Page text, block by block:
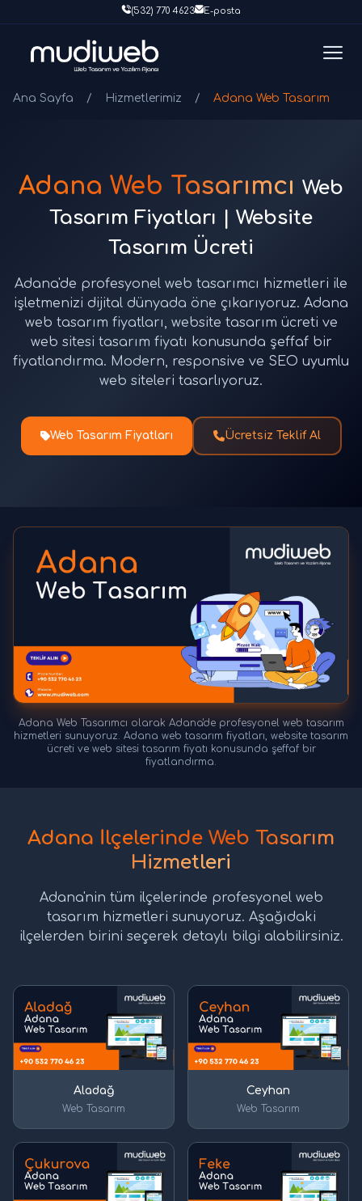
(532) 770 4623 E-posta
Ana Sayfa / Hizmetlerimiz / Adana Web Tasarım
Adana Web Tasarımcı Web
Tasarım Fiyatları | Website
Tasarım Ücreti
Adana'de profesyonel web tasarımcı hizmetleri ile
işletmenizi dijital dünyada öne çıkarıyoruz. Adana
web tasarım fiyatları, website tasarım ücreti ve
web sitesi tasarım fiyatı konusunda şeffaf bir
fiyatlandırma. Modern, responsive ve SEO uyumlu
web siteleri tasarlıyoruz.
Web Tasarım Fiyatları Ücretsiz Teklif Al
Adana Web Tasarımcı olarak Adana'de profesyonel web tasarım
hizmetleri sunuyoruz. Adana web tasarım fiyatları, website tasarım
ücreti ve web sitesi tasarım fiyatı konusunda şeffaf bir
fiyatlandırma.
Adana İlçelerinde Web Tasarım
Hizmetleri
Adana'nin tüm ilçelerinde profesyonel web
tasarım hizmetleri sunuyoruz. Aşağıdaki
ilçelerden birini seçerek detaylı bilgi alabilirsiniz.
Aladağ
Web Tasarım
Ceyhan
Web Tasarım